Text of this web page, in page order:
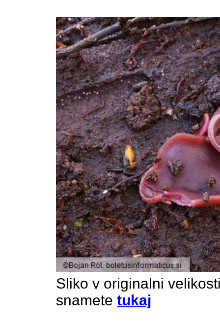
Sliko v originalni
snamete tukaj